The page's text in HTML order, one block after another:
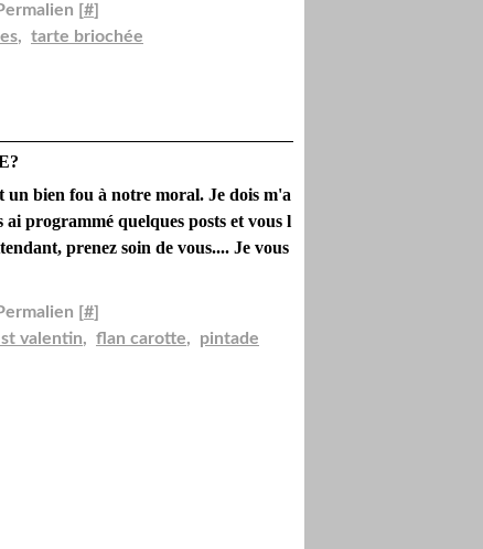
[#]
, tarte briochée
bien fou à notre moral. Je dois m'a
programmé quelques posts et vous l
prenez soin de vous.... Je vous
[#]
valentin, flan carotte, pintade